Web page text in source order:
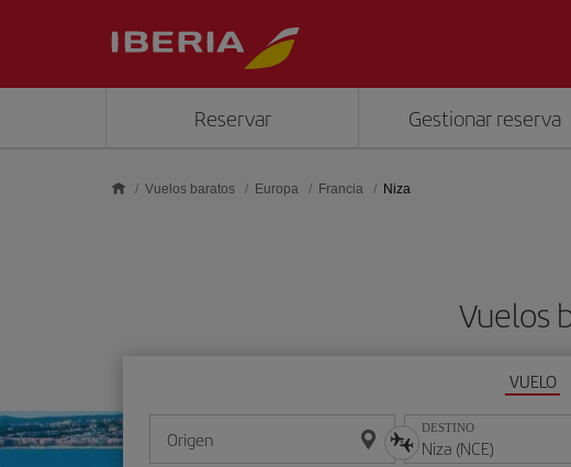
Reservar Gestionar reserva
Vuelos baratos Europa Francia Niza
Vuelos
VUELO
Origen DESTINO